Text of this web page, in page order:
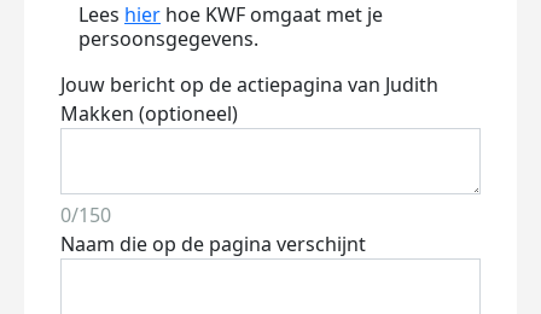
Lees hier hoe KWF omgaat met je
persoonsgegevens.
Jouw bericht op de actiepagina van Judith
Makken (optioneel)
0/150
Naam die op de pagina verschijnt